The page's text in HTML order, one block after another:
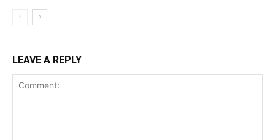
LEAVE A REPLY